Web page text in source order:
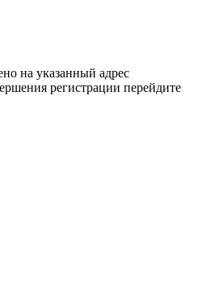
на указанный адрес
регистрации перейдите